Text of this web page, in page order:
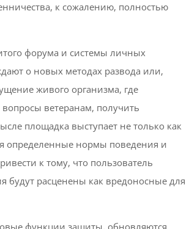
к сожалению, полностью
форума и системы личных
о новых методах развода или,
живого организма, где
ветеранам, получить
площадка выступает не только как
определенные нормы поведения и
к тому, что пользователь
будут расценены как вредоносные для